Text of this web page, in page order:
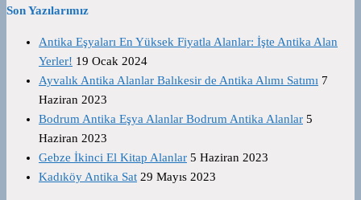
Son Yazılarımız
Antika Eşyaları En Yüksek Fiyatla Alanlar: İşte Antika Alan
Yerler! 19 Ocak 2024
Ayvalık Antika Alanlar Balıkesir de Antika Alımı Satımı 7
Haziran 2023
Bodrum Antika Eşya Alanlar Bodrum Antika Alanlar 5
Haziran 2023
Gebze İkinci El Kitap Alanlar 5 Haziran 2023
Kadıköy Antika Sat 29 Mayıs 2023